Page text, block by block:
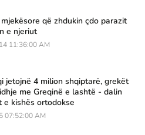
që zhdukin çdo parazit
e njeriut
11:36:00 AM
jetojnë 4 milion shqiptarë, grekët
me Greqinë e lashtë - dalin
e kishës ortodokse
07:52:00 AM